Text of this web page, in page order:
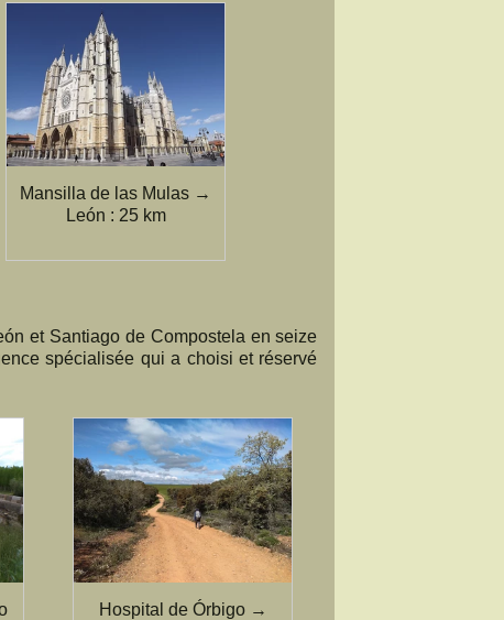
Mansilla de las Mulas →
León : 25 km
et Santiago de Compostela en seize
spécialisée qui a choisi et réservé
Hospital de Órbigo →